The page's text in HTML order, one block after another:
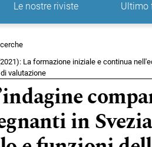
Le nostre riviste Ultimo
La formazione iniziale e continua
valutazione
in